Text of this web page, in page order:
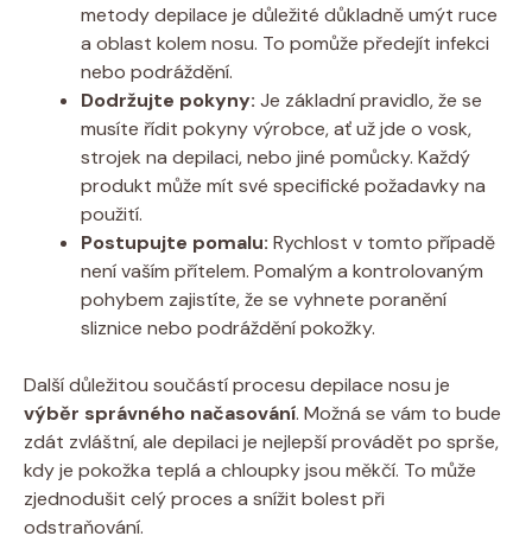
metody depilace je důležité důkladně umýt ruce
a oblast kolem nosu. To pomůže předejít infekci
nebo podráždění.
Dodržujte pokyny: Je základní pravidlo, že se
musíte řídit pokyny výrobce, ať už jde o vosk,
strojek na depilaci, nebo jiné pomůcky. Každý
produkt může mít své specifické požadavky na
použití.
Postupujte pomalu: Rychlost v tomto případě
není vaším přítelem. Pomalým a kontrolovaným
pohybem zajistíte, že se vyhnete poranění
sliznice nebo podráždění pokožky.
Další důležitou součástí procesu depilace nosu je
výběr správného načasování. Možná se vám to bude
zdát zvláštní, ale depilaci je nejlepší provádět po sprše,
kdy je pokožka teplá a chloupky jsou měkčí. To může
zjednodušit celý proces a snížit bolest při
odstraňování.